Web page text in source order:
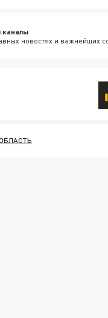
каналы
новостях и важнейших